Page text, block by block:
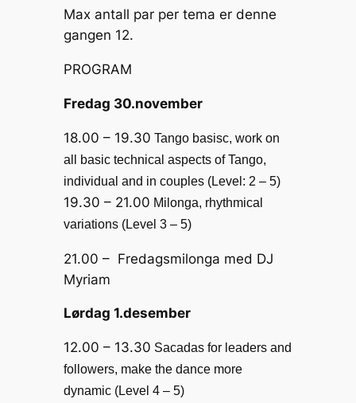
Max antall par per tema er denne
gangen 12.
PROGRAM
Fredag 30.november
18.00 – 19.30 Tango basisc, work on
all basic technical aspects of Tango,
individual and in couples (Level: 2 – 5)
19.30 – 21.00 Milonga, rhythmical
variations (Level 3 – 5)
21.00 – Fredagsmilonga med DJ
Myriam
Lørdag 1.desember
12.00 – 13.30 Sacadas for leaders and
followers, make the dance more
dynamic (Level 4 – 5)